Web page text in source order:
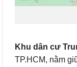
Khu dân cư
TP.HCM, nằm